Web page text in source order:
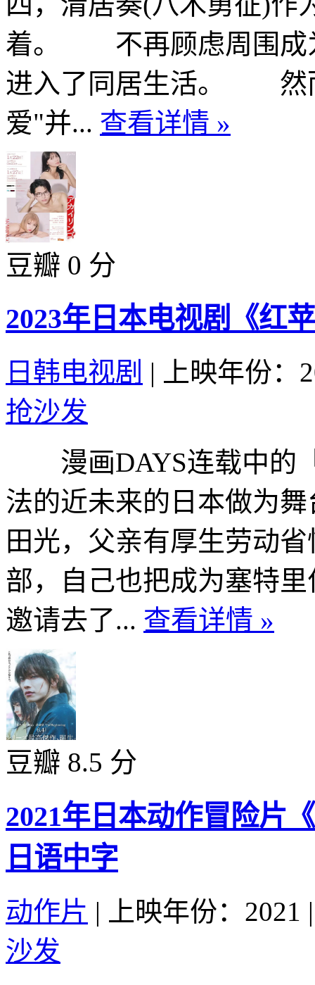
着。 不再顾虑周围成
进入了同居生活。 然
爱"并... 查看详情 »
豆瓣 0 分
2023年日本电视剧《红
日韩电视剧 |
上映年份：
抢沙发
漫画DAYS连载中的
法的近未来的日本做为
田光，父亲有厚生劳动
部，自己也把成为塞特
邀请去了... 查看详情 »
豆瓣 8.5 分
2021年日本动作冒险片
日语中字
动作片 | 上映年份：2021 |
沙发